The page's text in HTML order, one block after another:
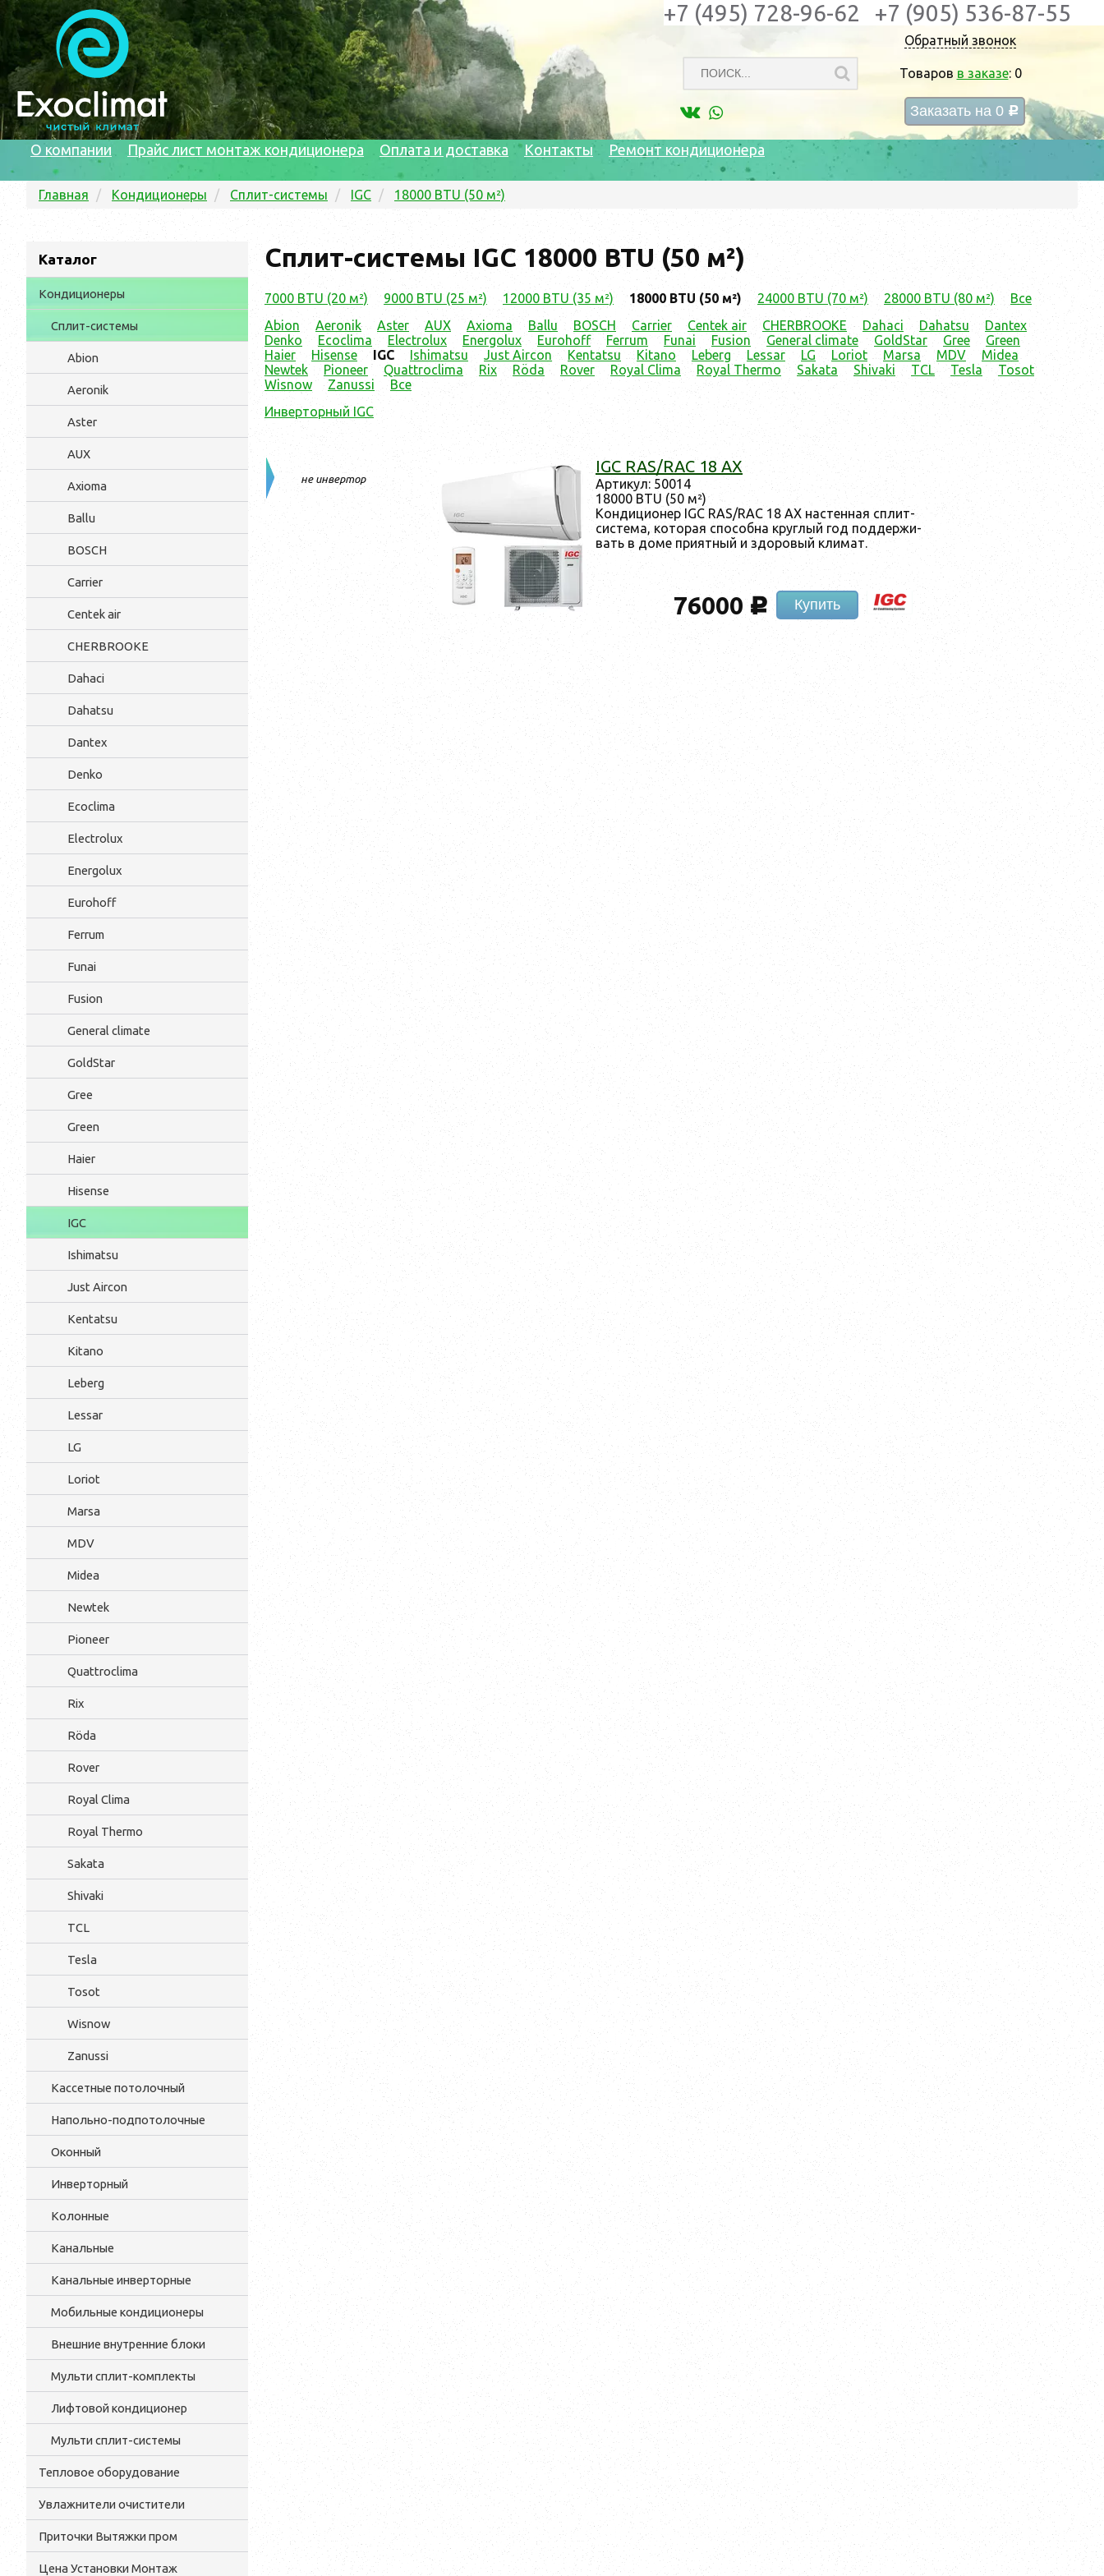
Обратный звонок
Товаров в заказе: 0
Заказать на 0 c
+7 (495) 728-96-62 +7 (905) 536-87-55
О компании Прайс лист монтаж кондиционера Оплата и доставка Контакты Ремонт кондиционера
Главная Кондиционеры Сплит-системы IGC 18000 BTU (50 м²)
Каталог
Кондиционеры
Сплит-системы
Abion
Aeronik
Aster
AUX
Axioma
Ballu
BOSCH
Carrier
Centek air
CHERBROOKE
Dahaci
Dahatsu
Dantex
Denko
Ecoclima
Electrolux
Energolux
Eurohoff
Ferrum
Funai
Fusion
General climate
GoldStar
Gree
Green
Haier
Hisense
IGC
Ishimatsu
Just Aircon
Kentatsu
Kitano
Leberg
Lessar
LG
Loriot
Marsa
MDV
Midea
Newtek
Pioneer
Quattroclima
Rix
Röda
Rover
Royal Clima
Royal Thermo
Sakata
Shivaki
TCL
Tesla
Tosot
Wisnow
Zanussi
Кассетные потолочный
Напольно-подпотолочные
Оконный
Инверторный
Колонные
Канальные
Канальные инверторные
Мобильные кондиционеры
Внешние внутренние блоки
Мульти cплит-комплекты
Лифтовой кондиционер
Мульти сплит-системы
Тепловое оборудование
Увлажнители очистители
Приточки Вытяжки пром
Цена Установки Монтаж
Сплит-системы IGC 18000 BTU (50 м²)
7000 BTU (20 м²) 9000 BTU (25 м²) 12000 BTU (35 м²) 18000 BTU (50 м²) 24000 BTU (70 м²) 28000 BTU (80 м²)
Все
Abion
Aeronik Aster AUX Axioma Ballu BOSCH Carrier Centek air CHERBROOKE Dahaci Dahatsu
Dantex
Denko
Ecoclima Electrolux Energolux Eurohoff Ferrum Funai Fusion General climate GoldStar Gree
Green
Haier
Hisense IGC Ishimatsu Just Aircon Kentatsu Kitano Leberg Lessar LG Loriot Marsa MDV
Midea
Newtek
Pioneer Quattroclima Rix Röda Rover Royal Clima Royal Thermo Sakata Shivaki TCL Tesla
Tosot
Wisnow
Zanussi
Все
Инверторный IGC
не инвертор
IGC RAS/RAC 18 AX
Ар­ти­кул: 50014
18000 BTU (50 м²)
Кон­ди­ци­онер IGC RAS/RAC 18 AX нас­тен­ная сплит-
сис­те­ма, ко­то­рая спо­соб­на круг­лый год под­дер­жи­
вать в до­ме при­ят­ный и здо­ро­вый кли­мат.
76000 c Купить